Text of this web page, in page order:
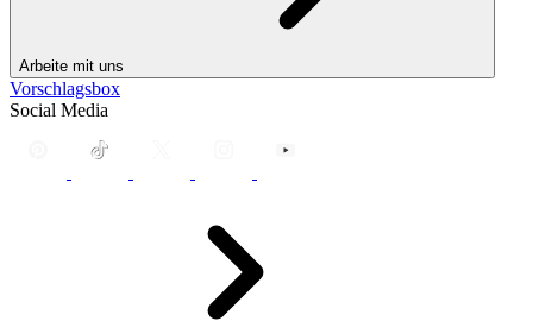
Arbeite mit uns
Vorschlagsbox
Social Media